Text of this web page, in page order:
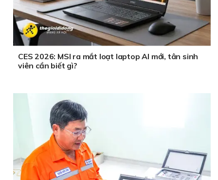
CES 2026: MSI ra mắt loạt laptop AI mới, tân sinh
viên cần biết gì?